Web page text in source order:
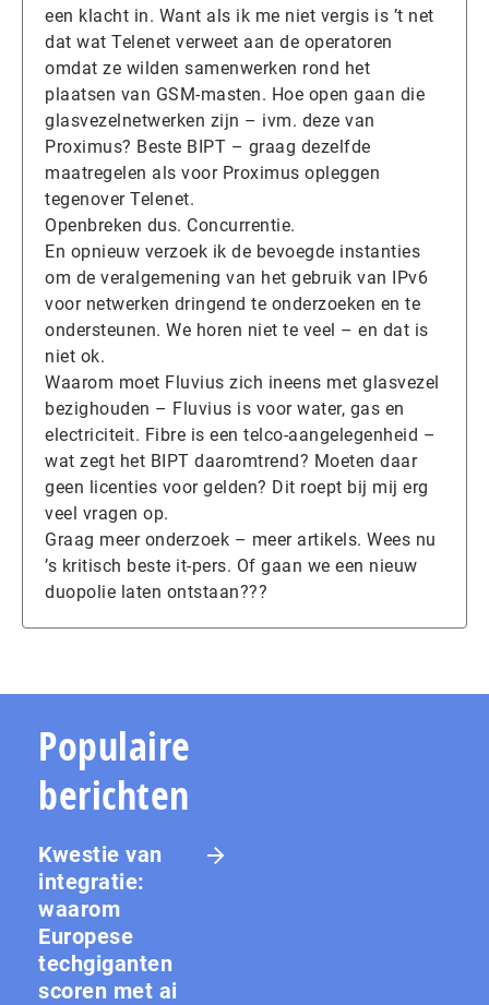
een klacht in. Want als ik me niet vergis is ’t net
dat wat Telenet verweet aan de operatoren
omdat ze wilden samenwerken rond het
plaatsen van GSM-masten. Hoe open gaan die
glasvezelnetwerken zijn – ivm. deze van
Proximus? Beste BIPT – graag dezelfde
maatregelen als voor Proximus opleggen
tegenover Telenet.
Openbreken dus. Concurrentie.
En opnieuw verzoek ik de bevoegde instanties
om de veralgemening van het gebruik van IPv6
voor netwerken dringend te onderzoeken en te
ondersteunen. We horen niet te veel – en dat is
niet ok.
Waarom moet Fluvius zich ineens met glasvezel
bezighouden – Fluvius is voor water, gas en
electriciteit. Fibre is een telco-aangelegenheid –
wat zegt het BIPT daaromtrend? Moeten daar
geen licenties voor gelden? Dit roept bij mij erg
veel vragen op.
Graag meer onderzoek – meer artikels. Wees nu
’s kritisch beste it-pers. Of gaan we een nieuw
duopolie laten ontstaan???
Populaire
berichten
Kwestie van
integratie:
waarom
Europese
techgiganten
scoren met ai